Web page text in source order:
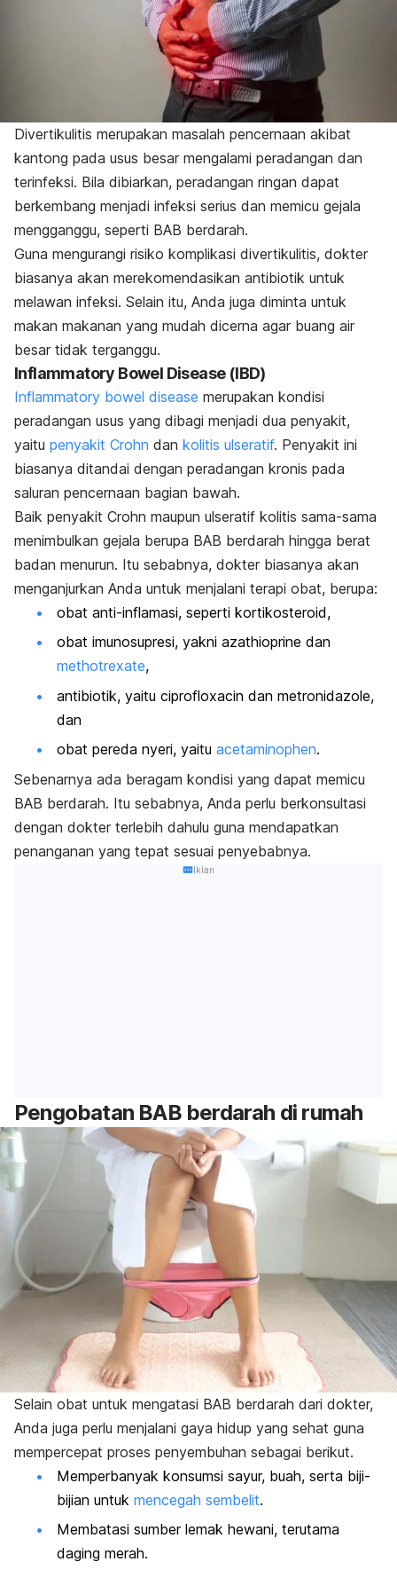
Divertikulitis merupakan masalah pencernaan akibat
kantong pada usus besar mengalami peradangan dan
terinfeksi. Bila dibiarkan, peradangan ringan dapat
berkembang menjadi infeksi serius dan memicu gejala
mengganggu, seperti BAB berdarah.
Guna mengurangi risiko komplikasi divertikulitis, dokter
biasanya akan merekomendasikan antibiotik untuk
melawan infeksi. Selain itu, Anda juga diminta untuk
makan makanan yang mudah dicerna agar buang air
besar tidak terganggu.
Inflammatory Bowel Disease(IBD)
Inflammatory bowel disease merupakan kondisi
peradangan usus yang dibagi menjadi dua penyakit,
yaitu penyakit Crohn dan kolitis ulseratif. Penyakit ini
biasanya ditandai dengan peradangan kronis pada
saluran pencernaan bagian bawah.
Baik penyakit Crohn maupun ulseratif kolitis sama-sama
menimbulkan gejala berupa BAB berdarah hingga berat
badan menurun. Itu sebabnya, dokter biasanya akan
menganjurkan Anda untuk menjalani terapi obat, berupa:
obat anti-inflamasi, seperti kortikosteroid,
obat imunosupresi, yakni azathioprine dan
methotrexate,
antibiotik, yaitu ciprofloxacin dan metronidazole,
dan
obat pereda nyeri, yaitu acetaminophen.
Sebenarnya ada beragam kondisi yang dapat memicu
BAB berdarah. Itu sebabnya, Anda perlu berkonsultasi
dengan dokter terlebih dahulu guna mendapatkan
penanganan yang tepat sesuai penyebabnya.
Iklan
Pengobatan BAB berdarah di rumah
Selain obat untuk mengatasi BAB berdarah dari dokter,
Anda juga perlu menjalani gaya hidup yang sehat guna
mempercepat proses penyembuhan sebagai berikut.
Memperbanyak konsumsi sayur, buah, serta biji-
bijian untuk mencegah sembelit.
Membatasi sumber lemak hewani, terutama
daging merah.